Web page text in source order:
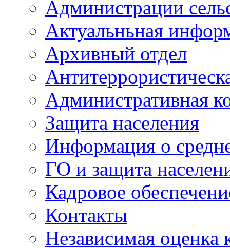
Администрации
Актуальньная
Архивный отдел
Административная
Защита населения
Информация о
ГО и защита
Кадровое
Контакты
Независимая оценка